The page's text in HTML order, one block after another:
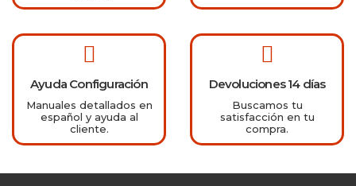
Ayuda Configuración
Manuales detallados en
español y ayuda al
cliente.
Devoluciones 14 días
Buscamos tu
satisfacción en tu
compra.